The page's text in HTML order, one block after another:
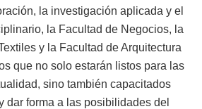
la investigación aplicada y el
la Facultad de Negocios, la
y la Facultad de Arquitectura
que no solo estarán listos para las
sino también capacitados
dar forma a las posibilidades del